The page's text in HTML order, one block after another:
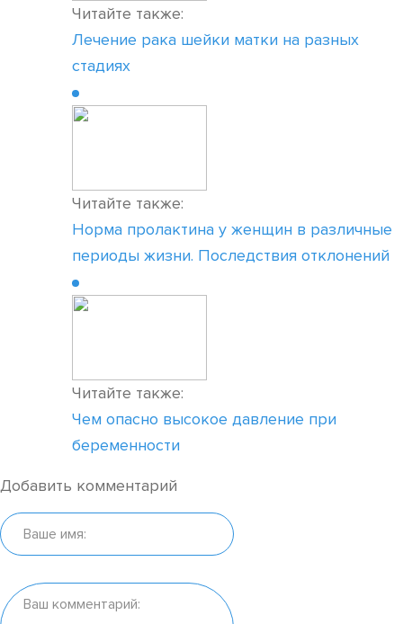
Читайте также:
Лечение рака шейки матки на разных
стадиях
Читайте также:
Норма пролактина у женщин в различные
периоды жизни. Последствия отклонений
Читайте также:
Чем опасно высокое давление при
беременности
Добавить комментарий